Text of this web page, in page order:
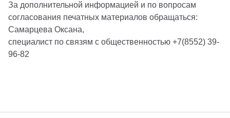
За дополнительной информацией и по вопросам
согласования печатных материалов обращаться:
Самарцева Оксана,
специалист по связям с общественностью +7(8552) 39-
96-82